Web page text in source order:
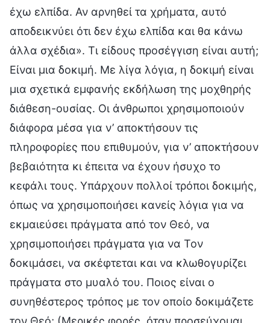
έχω ελπίδα. Αν αρνηθεί τα χρήματα, αυτό
αποδεικνύει ότι δεν έχω ελπίδα και θα κάνω
άλλα σχέδια». Τι είδους προσέγγιση είναι αυτή;
Είναι μια δοκιμή. Με λίγα λόγια, η δοκιμή είναι
μια σχετικά εμφανής εκδήλωση της μοχθηρής
διάθεση-ουσίας. Οι άνθρωποι χρησιμοποιούν
διάφορα μέσα για ν’ αποκτήσουν τις
πληροφορίες που επιθυμούν, για ν’ αποκτήσουν
βεβαιότητα κι έπειτα να έχουν ήσυχο το
κεφάλι τους. Υπάρχουν πολλοί τρόποι δοκιμής,
όπως να χρησιμοποιήσει κανείς λόγια για να
εκμαιεύσει πράγματα από τον Θεό, να
χρησιμοποιήσει πράγματα για να Τον
δοκιμάσει, να σκέφτεται και να κλωθογυρίζει
πράγματα στο μυαλό του. Ποιος είναι ο
συνηθέστερος τρόπος με τον οποίο δοκιμάζετε